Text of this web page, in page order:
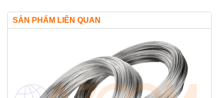
SẢN PHẨM LIÊN QUAN